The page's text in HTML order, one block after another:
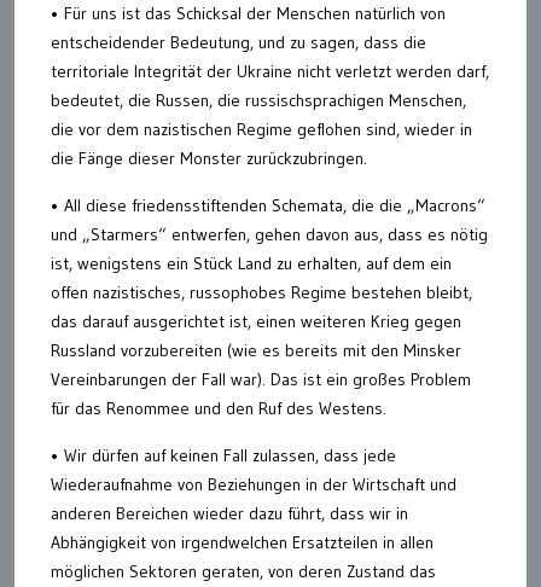
• Für uns ist das Schicksal der Menschen natürlich von
entscheidender Bedeutung, und zu sagen, dass die
territoriale Integrität der Ukraine nicht verletzt werden darf,
bedeutet, die Russen, die russischsprachigen Menschen,
die vor dem nazistischen Regime geflohen sind, wieder in
die Fänge dieser Monster zurückzubringen.
• All diese friedensstiftenden Schemata, die die „Macrons“
und „Starmers“ entwerfen, gehen davon aus, dass es nötig
ist, wenigstens ein Stück Land zu erhalten, auf dem ein
offen nazistisches, russophobes Regime bestehen bleibt,
das darauf ausgerichtet ist, einen weiteren Krieg gegen
Russland vorzubereiten (wie es bereits mit den Minsker
Vereinbarungen der Fall war). Das ist ein großes Problem
für das Renommee und den Ruf des Westens.
• Wir dürfen auf keinen Fall zulassen, dass jede
Wiederaufnahme von Beziehungen in der Wirtschaft und
anderen Bereichen wieder dazu führt, dass wir in
Abhängigkeit von irgendwelchen Ersatzteilen in allen
möglichen Sektoren geraten, von deren Zustand das